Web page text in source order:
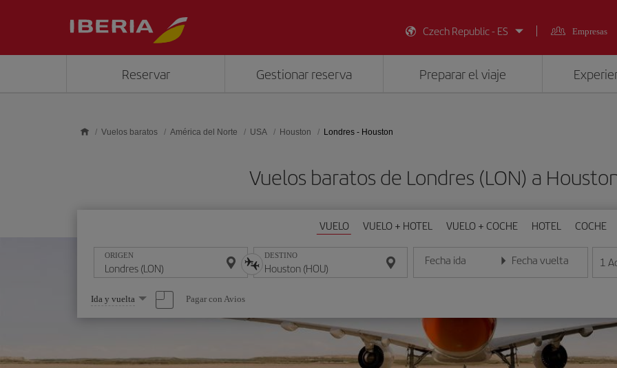
Czech Republic - ES
Empresas
Reservar Gestionar reserva Preparar el viaje
Vuelos baratos América del Norte USA Houston Londres - Houston
Vuelos baratos de Londres (LON) a
VUELO VUELO + HOTEL VUELO + COCHE HOTEL COCHE
ORIGEN DESTINO Fecha ida
Introduce la fecha en formato día/mes/año
Fecha vuelta
Introduce la fecha en 1
Seleccione
una
opción
Ida y vuelta Pagar con Avios